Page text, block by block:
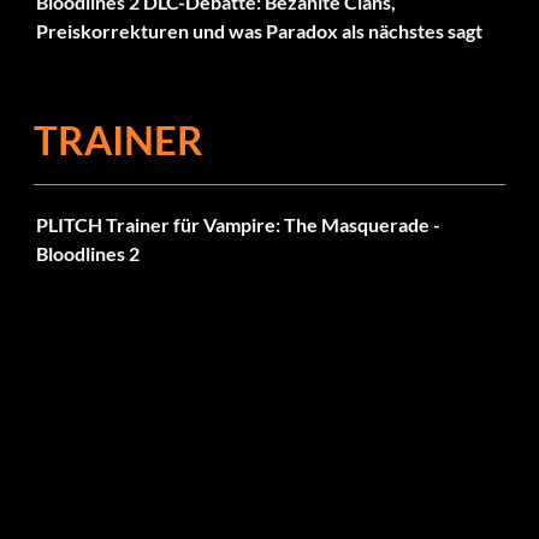
Preiskorrekturen und was Paradox als nächstes sagt
TRAINER
PLITCH Trainer für Vampire: The Masquerade -
Bloodlines 2